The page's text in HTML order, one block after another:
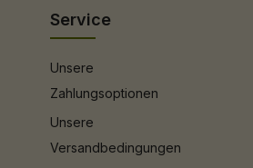
Service
Unsere
Zahlungsoptionen
Unsere
Versandbedingungen